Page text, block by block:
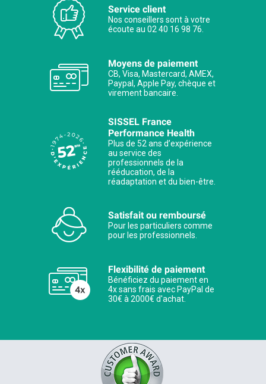
Service client
Nos conseillers sont à votre
écoute au 02 40 16 98 76.
Moyens de paiement
CB, Visa, Mastercard, AMEX,
Paypal, Apple Pay, chèque et
virement bancaire.
SISSEL France
Performance Health
Plus de 52 ans d’expérience
au service des
professionnels de la
rééducation, de la
réadaptation et du bien-être.
Satisfait ou remboursé
Pour les particuliers comme
pour les professionnels.
Flexibilité de paiement
Bénéficiez du paiement en
4x sans frais avec PayPal de
30€ à 2000€ d'achat.